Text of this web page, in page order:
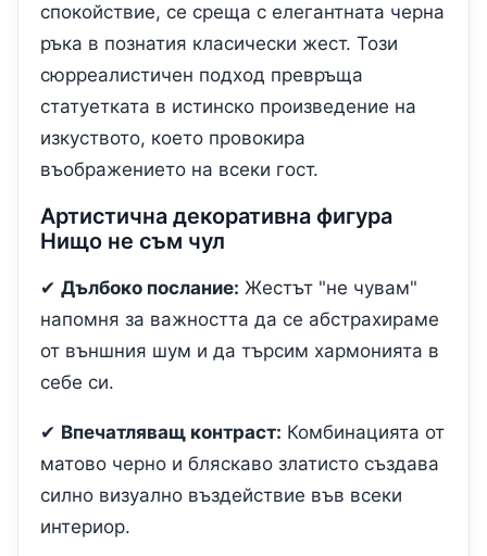
спокойствие, се среща с елегантната черна
ръка в познатия класически жест. Този
сюрреалистичен подход превръща
статуетката в истинско произведение на
изкуството, което провокира
въображението на всеки гост.
Артистична декоративна фигура
Нищо не съм чул
✔ Дълбоко послание: Жестът "не чувам"
напомня за важността да се абстрахираме
от външния шум и да търсим хармонията в
себе си.
✔ Впечатляващ контраст: Комбинацията от
матово черно и бляскаво златисто създава
силно визуално въздействие във всеки
интериор.